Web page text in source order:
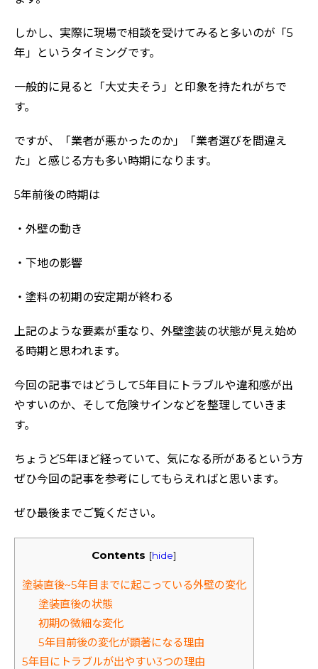
しかし、実際に現場で相談を受けてみると多いのが「5
年」というタイミングです。
一般的に見ると「大丈夫そう」と印象を持たれがちで
す。
ですが、「業者が悪かったのか」「業者選びを間違え
た」と感じる方も多い時期になります。
5年前後の時期は
・外壁の動き
・下地の影響
・塗料の初期の安定期が終わる
上記のような要素が重なり、外壁塗装の状態が見え始め
る時期と思われます。
今回の記事ではどうして5年目にトラブルや違和感が出
やすいのか、そして危険サインなどを整理していきま
す。
ちょうど5年ほど経っていて、気になる所があるという方
ぜひ今回の記事を参考にしてもらえればと思います。
ぜひ最後までご覧ください。
Contents [hide]
塗装直後~5年目までに起こっている外壁の変化
塗装直後の状態
初期の微細な変化
5年目前後の変化が顕著になる理由
5年目にトラブルが出やすい3つの理由